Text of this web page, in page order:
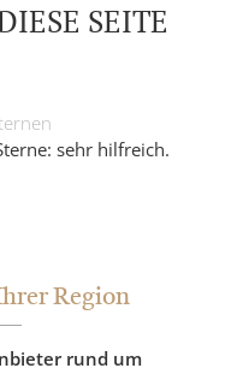
SEITE
sehr hilfreich.
Region
rund um